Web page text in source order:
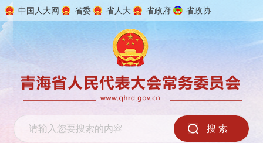
中国人大网 省委 省人大 省政府 省政协